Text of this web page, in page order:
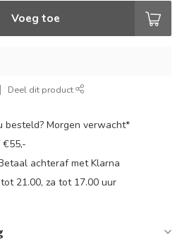
Voeg toe
Deel dit product
besteld? Morgen verwacht*
achteraf met Klarna
21.00, za tot 17.00 uur